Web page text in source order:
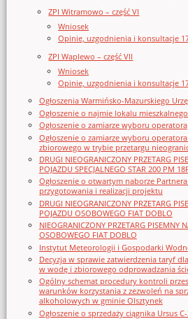
ZPI Witramowo – część VI
Wniosek
Opinie, uzgodnienia i konsultacje
ZPI Waplewo – część VII
Wniosek
Opinie, uzgodnienia i konsultacje
Ogłoszenia Warmińsko-Mazurskiego
Ogłoszenie o najmie lokalu
Ogłoszenie o zamiarze wyboru operatora
Ogłoszenie o zamiarze wyboru
zbiorowego w trybie przetargu
DRUGI NIEOGRANICZONY PRZETARG
POJAZDU SPECJALNEGO STAR 200 PM
Ogłoszenie o otwartym naborze
przygotowania i realizacji projektu
DRUGI NIEOGRANICZONY PRZETARG
POJAZDU OSOBOWEGO FIAT DOBLO
NIEOGRANICZONY PRZETARG PISEMNY
OSOBOWEGO FIAT DOBLO
Instytut Meteorologii i Gospodarki
Decyzja w sprawie zatwierdzenia taryf
w wodę i zbiorowego odprowadzania
Ogólny schemat procedury kontroli
warunków korzystania z zezwoleń na
alkoholowych w gminie Olsztynek
Ogłoszenie o sprzedaży ciągnika Ursus